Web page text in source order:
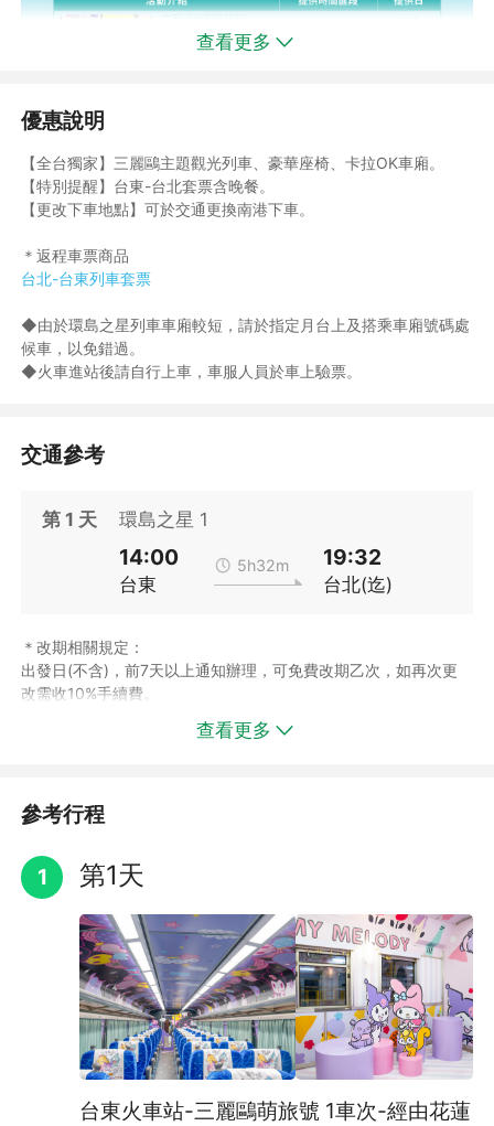
查看更多
優惠說明
【全台獨家】三麗鷗主題觀光列車、豪華座椅、卡拉OK車廂。
【特別提醒】台東-台北套票含晚餐。
【更改下車地點】可於交通更換南港下車。
＊返程車票商品
台北-台東列車套票
◆由於環島之星列車車廂較短，請於指定月台上及搭乘車廂號碼處
候車，以免錯過。
◆火車進站後請自行上車，車服人員於車上驗票。
交通參考
第 1 天 環島之星 1
14:00
台東
5h32m 19:32
台北(迄)
＊改期相關規定：
出發日(不含)，前7天以上通知辦理，可免費改期乙次，如再次更
改需收10%手續費。
出發日(不含)，前1至3天通知辦理，需收20%改期作業手續費。
出發日(不含)，前21至30天內，通知辦理取消，收取總費用之10%
出發日(不含)，前11至20天內，通知辦理取消，收取總費用之20%
取消費。
出發日(不含)，前4至10天內，通知辦理取消，收取總費用之30%
取消費。
出發日(不含)，前1至3天內，通知辦理取消，收取總費用之70%取
出發當天通知辦理取消收取總費用之100%取消費，無法更換日
查看更多
參考行程
1 第1天
台東火車站-三麗鷗萌旅號 1車次-經由花蓮